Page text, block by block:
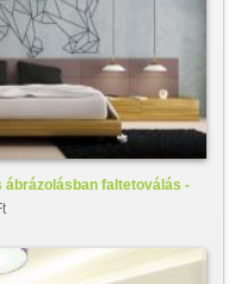
faltetoválás -